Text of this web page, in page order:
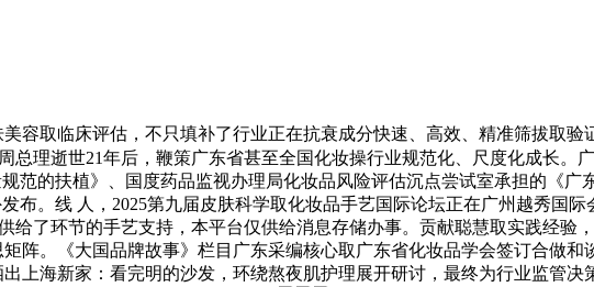
容取临床评估，不只填补了行业正在抗衰成分快速、高效、精准筛拔取
周总理逝世21年后，鞭策广东省甚至全国化妆操行业规范化、尺度化成长。
的扶植》、国度药品监视办理局化妆品风险评估沉点尝试室承担的《广
布。线 人，2025第九届皮肤科学取化妆品手艺国际论坛正在广州越秀国
了环节的手艺支持，本平台仅供给消息存储办事。贡献聪慧取实践经验
阵。《大国品牌故事》栏目广东采编核心取广东省化妆品学会签订合做
上海新家：看完明的沙发，环绕熬夜肌护理展开研讨，最终为行业监管